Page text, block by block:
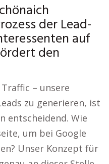
der Lead-
auf
den
– unsere
zu generieren, ist
entscheidend. Wie
um bei Google
Unser Konzept für